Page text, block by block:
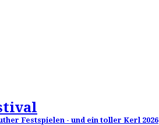
Festspielen - und ein toller Kerl 2026